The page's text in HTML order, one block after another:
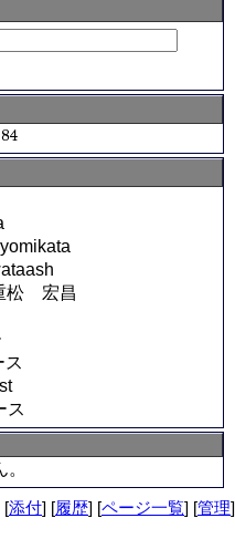
松 宏昌
ス
ス
[添付] [履歴] [ページ一覧] [管理]